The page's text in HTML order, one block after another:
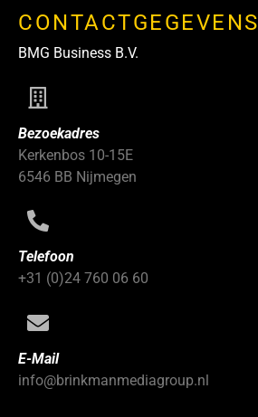
CONTACTGEGEVENS
BMG Business B.V.
Bezoekadres
Kerkenbos 10-15E
6546 BB Nijmegen
Telefoon
+31 (0)24 760 06 60
E-Mail
info@brinkmanmediagroup.nl